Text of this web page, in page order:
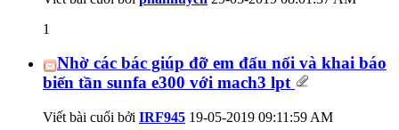
1
Nhờ các bác giúp đỡ em đấu nối và khai báo
biến tần sunfa e300 với mach3 lpt
Viết bài cuối bởi IRF945 19-05-2019 09:11:59 AM